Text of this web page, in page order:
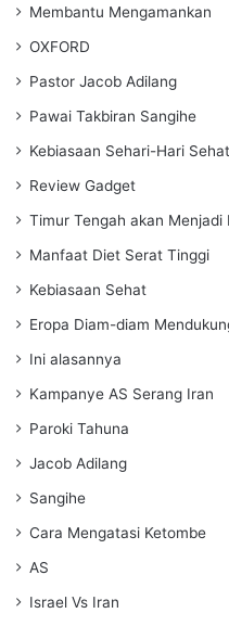
Membantu Mengamankan
OXFORD
Pastor Jacob Adilang
Pawai Takbiran Sangihe
Kebiasaan Sehari-Hari Sehat
Review Gadget
Timur Tengah akan Menjadi
Manfaat Diet Serat Tinggi
Kebiasaan Sehat
Eropa Diam-diam
Ini alasannya
Kampanye AS Serang Iran
Paroki Tahuna
Jacob Adilang
Sangihe
Cara Mengatasi Ketombe
AS
Israel Vs Iran